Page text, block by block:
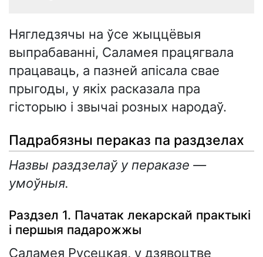
Нягледзячы на ўсе жыццёвыя
выпрабаванні, Саламея працягвала
працаваць, а пазней апісала свае
прыгоды, у якіх расказала пра
гісторыю і звычаі розных народаў.
Падрабязны пераказ па раздзелах
Назвы раздзелаў у пераказе —
умоўныя.
Раздзел 1. Пачатак лекарскай практыкі
і першыя падарожжы
Саламея Русецкая, у дзявоцтве